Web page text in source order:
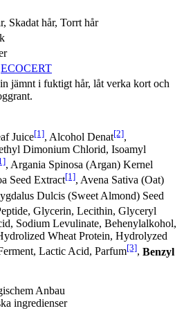
Skadat hår, Torrt hår
ECOCERT
jämnt i fuktigt hår, låt verka kort och
Juice[1], Alcohol Denat[2],
Dimonium Chlorid, Isoamyl
, Argania Spinosa (Argan) Kernel
Seed Extract[1], Avena Sativa (Oat)
Dulcis (Sweet Almond) Seed
Glycerin, Lecithin, Glyceryl
Sodium Levulinate, Behenylalkohol,
Wheat Protein, Hydrolyzed
Lactic Acid, Parfum[3], Benzyl
Anbau
ingredienser